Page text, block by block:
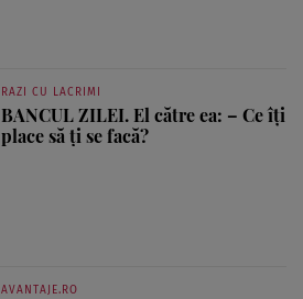
RAZI CU LACRIMI
BANCUL ZILEI. El către ea: – Ce îți
place să ți se facă?
AVANTAJE.RO